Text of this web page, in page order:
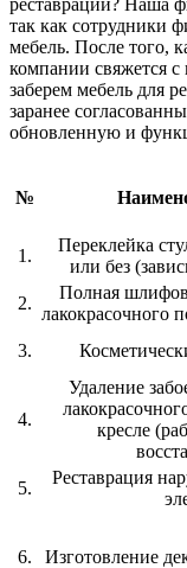
так как сотрудники
мебель. После того,
компании свяжется
заберем мебель для
заранее
обновленную и
№
1.
Переклейка
или без
2.
Полная
лакокрасочного
3.
4.
Удаление
кресле
5.
Реставрация
6. Изготовление